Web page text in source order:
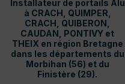
Installateur de portails Alu
à CRACH, QUIMPER,
CRACH, QUIBERON,
CAUDAN, PONTIVY et
THEIX en région Bretagne
dans les départements du
Morbihan (56) et du
Finistère (29).